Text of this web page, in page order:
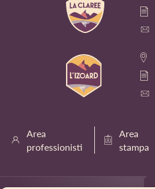
Area
professionisti
Area
stampa